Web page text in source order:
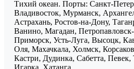
Тихий океан. Порты: Санкт-
Владивосток, Мурманск,
Астрахань, Ростов-на-Дону,
Ванино, Магадан,
Приморск, Усть-Луга, Высоцк,
Оля, Махачкала, Холмск,
Кастри, Дудинка, Сабетта,
Игарка, Хатанга.